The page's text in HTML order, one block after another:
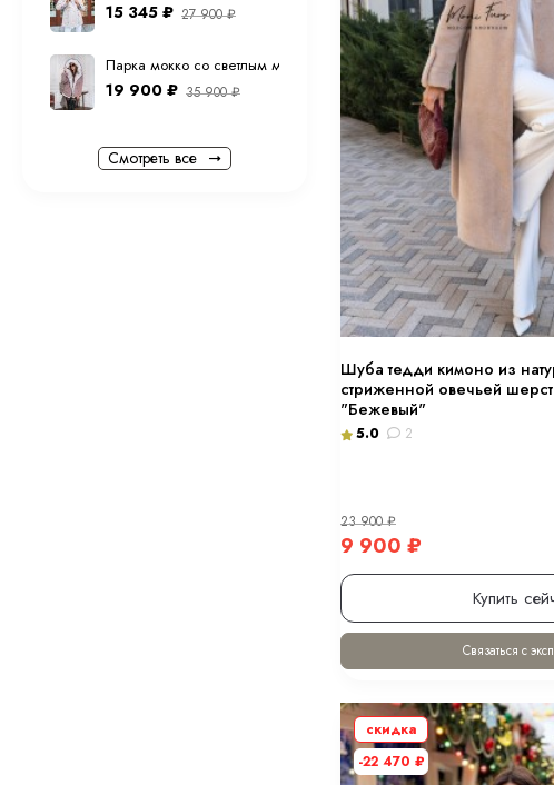
Шуба тедди кимоно из
стриженной овечьей
"Бежевый"
5.0 2
23 900₽
9 900 ₽
Купить
Связаться с
скидка
-22 470 ₽
15 345 ₽ 27 900₽
Парка мокко со светлым мехом песца с капюшоном 70 см.
19 900 ₽ 35 900₽
Смотреть все